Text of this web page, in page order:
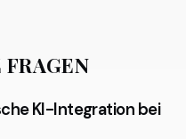
KI-Integration bei